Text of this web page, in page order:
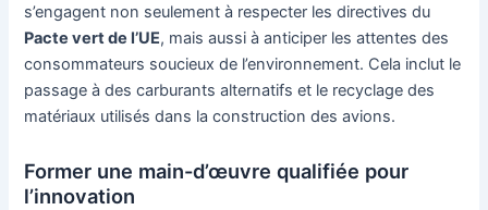
s’engagent non seulement à respecter les directives du
Pacte vert de l’UE, mais aussi à anticiper les attentes des
consommateurs soucieux de l’environnement. Cela inclut le
passage à des carburants alternatifs et le recyclage des
matériaux utilisés dans la construction des avions.
Former une main-d’œuvre qualifiée pour
l’innovation